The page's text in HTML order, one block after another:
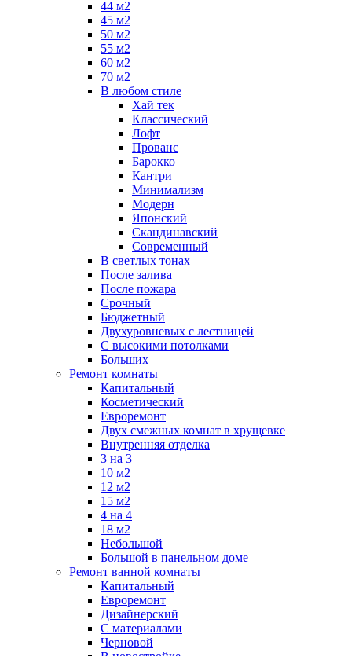
44 м2
45 м2
50 м2
55 м2
60 м2
70 м2
В любом стиле
Хай тек
Классический
Лофт
Прованс
Барокко
Кантри
Минимализм
Модерн
Японский
Скандинавский
Современный
В светлых тонах
После залива
После пожара
Срочный
Бюджетный
Двухуровневых с лестницей
С высокими потолками
Больших
Ремонт комнаты
Капитальный
Косметический
Евроремонт
Двух смежных комнат в хрущевке
Внутренняя отделка
3 на 3
10 м2
12 м2
15 м2
4 на 4
18 м2
Небольшой
Большой в панельном доме
Ремонт ванной комнаты
Капитальный
Евроремонт
Дизайнерский
С материалами
Черновой